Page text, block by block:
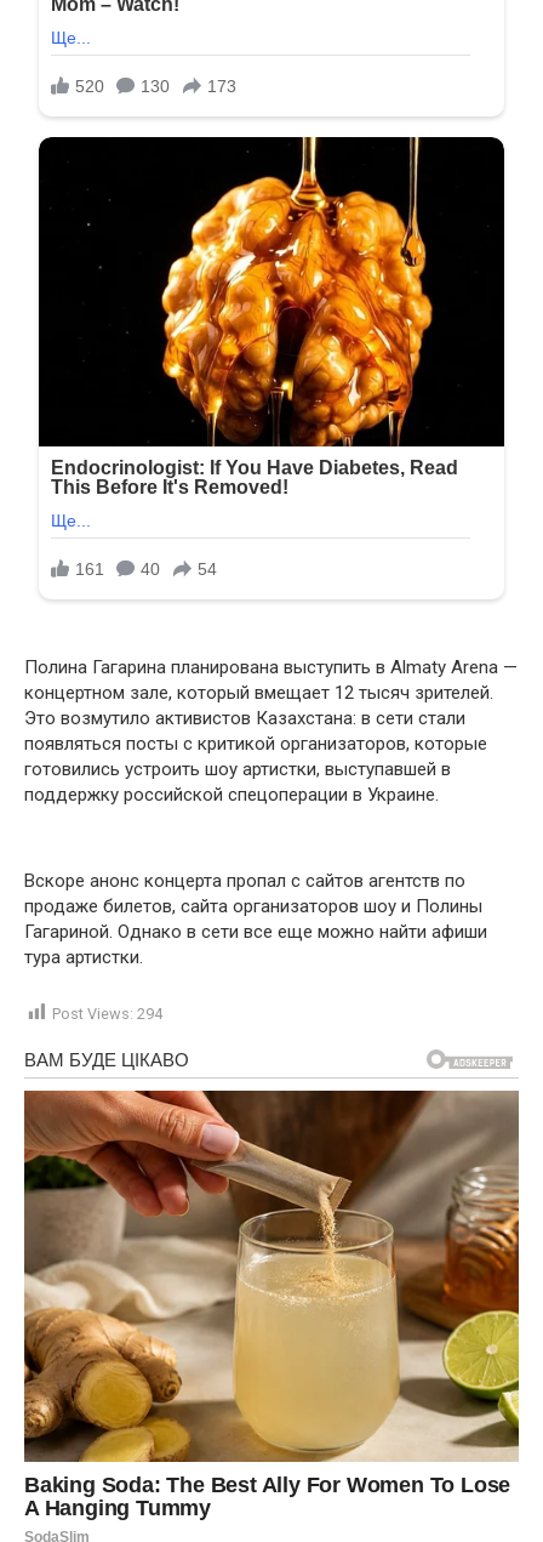
Полина Гагарина планирована выступить в Almaty Arena —
концертном зале, который вмещает 12 тысяч зрителей.
Это возмутило активистов Казахстана: в сети стали
появляться посты с критикой организаторов, которые
готовились устроить шоу артистки, выступавшей в
поддержку российской спецоперации в Украине.
Вскоре анонс концерта пропал с сайтов агентств по
продаже билетов, сайта организаторов шоу и Полины
Гагариной. Однако в сети все еще можно найти афиши
тура артистки.
Post Views: 294